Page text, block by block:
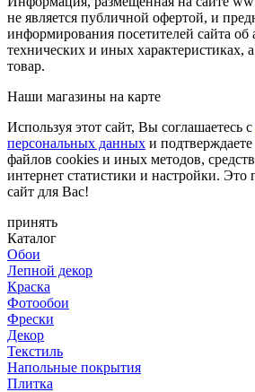
не является публичной офертой, и
информирования посетителей сайта об
технических и иных характеристиках,
товар.
Наши магазины на карте
Используя этот сайт, Вы соглашаетесь с
персональных данных и
файлов cookies и иных методов,
интернет статистики и настройки. Это
сайт для Вас!
принять
Каталог
Обои
Лепной декор
Краска
Фотообои
Фрески
Декор
Текстиль
Напольные покрытия
Плитка